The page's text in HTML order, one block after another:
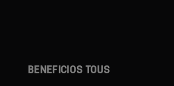
Beneficios TOUS